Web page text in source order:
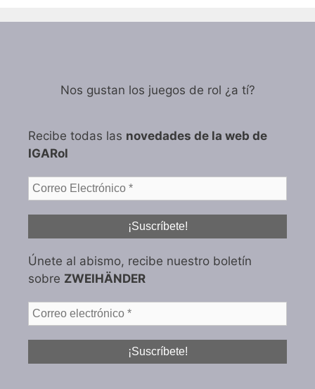
Nos gustan los juegos de rol ¿a tí?
Recibe todas las novedades de la web de
IGARol
Únete al abismo, recibe nuestro boletín
sobre ZWEIHÄNDER